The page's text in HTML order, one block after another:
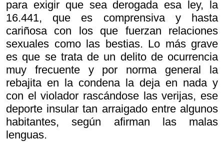
para exigir que sea derogada esa ley, la
16.441, que es comprensiva y hasta
cariñosa con los que fuerzan relaciones
sexuales como las bestias. Lo más grave
es que se trata de un delito de ocurrencia
muy frecuente y por norma general la
rebajita en la condena la deja en nada y
con el violador rascándose las verijas, ese
deporte insular tan arraigado entre algunos
habitantes, según afirman las malas
lenguas.